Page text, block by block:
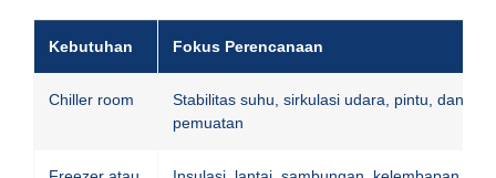
Kebutuhan Fokus Perencanaan
Chiller room
Stabilitas suhu, sirkulasi udara, pintu, dan
pemuatan